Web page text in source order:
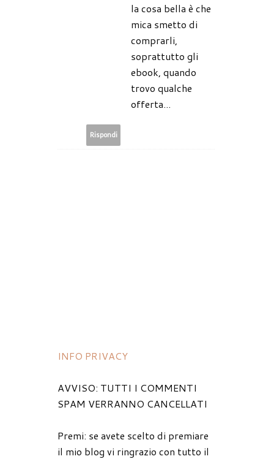
la cosa bella è che
mica smetto di
comprarli,
soprattutto gli
ebook, quando
trovo qualche
offerta...
Rispondi
INFO PRIVACY
AVVISO: TUTTI I COMMENTI
SPAM VERRANNO CANCELLATI
Premi: se avete scelto di premiare
il mio blog vi ringrazio con tutto il